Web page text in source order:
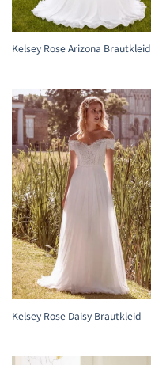
Kelsey Rose Arizona Brautkleid
Kelsey Rose Daisy Brautkleid